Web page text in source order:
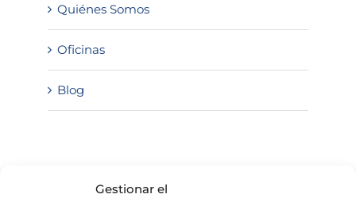
Gestionar el
Quiénes Somos
Oficinas
Blog